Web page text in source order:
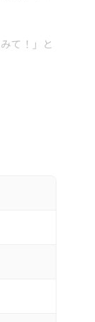
て！」と
中どこへ
印象的
らかい色